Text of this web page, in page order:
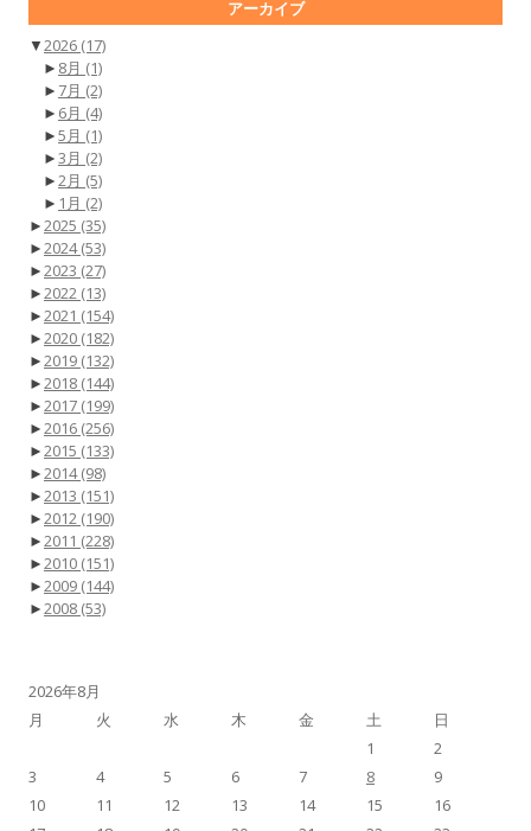
アーカイブ
▼2026 (17)
► 8月 (1)
► 7月 (2)
► 6月 (4)
►5月 (1)
►3月 (2)
►2月 (5)
► 1月 (2)
►2025 (35)
►2024(53)
►2023 (27)
►2022 (13)
►2021 (154)
►2020 (182)
►2019 (132)
►2018 (144)
►2017 (199)
►2016 (256)
►2015 (133)
►2014(98)
►2013 (151)
►2012 (190)
►2011 (228)
►2010 (151)
►2009 (144)
►2008 (53)
2026年8月
月
火 水 木 金 土
日
1
2
3
4 5 6 7 8
9
10
11 12 13 14 15
16